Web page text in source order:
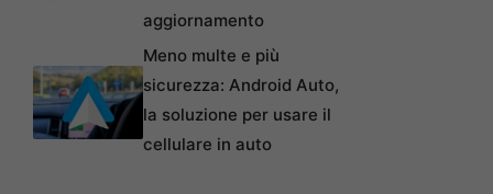
aggiornamento
Meno multe e più
sicurezza: Android Auto,
la soluzione per usare il
cellulare in auto